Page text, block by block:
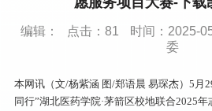
编辑： 点击： 81 时间：2025-
委
本网讯（文/杨紫涵 图/郑语晨 易琛杰）5月
同行”湖北医药学院·茅箭区校地联合2025